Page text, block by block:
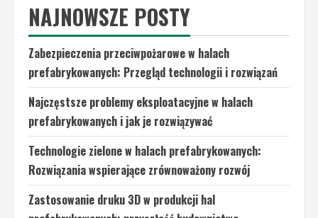
NAJNOWSZE POSTY
Zabezpieczenia przeciwpożarowe w halach
prefabrykowanych: Przegląd technologii i rozwiązań
Najczęstsze problemy eksploatacyjne w halach
prefabrykowanych i jak je rozwiązywać
Technologie zielone w halach prefabrykowanych:
Rozwiązania wspierające zrównoważony rozwój
Zastosowanie druku 3D w produkcji hal